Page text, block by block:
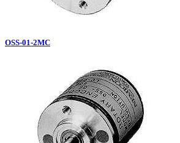
OSS-01-2MC